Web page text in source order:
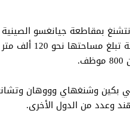
بمقاطعة جيانغسو
تقارب 330 فدانًا، وتضم
بكين وشنغهاي وووهان
وعدد من الدول الأخرى.